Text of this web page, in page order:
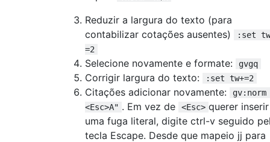
Reduzir a largura do texto (para
contabilizar cotações ausentes)
:set
=2
Selecione novamente e formate: gvgq
Corrigir largura do texto: :set tw+=2
Citações adicionar novamente:
<Esc>A" . Em vez de <Esc> querer inserir
uma fuga literal, digite ctrl-v seguido
tecla Escape. Desde que mapeio jj para